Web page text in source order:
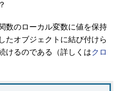
数のローカル変数に値を保持
たオブジェクトに結び付けら
けるのである（詳しくはクロ